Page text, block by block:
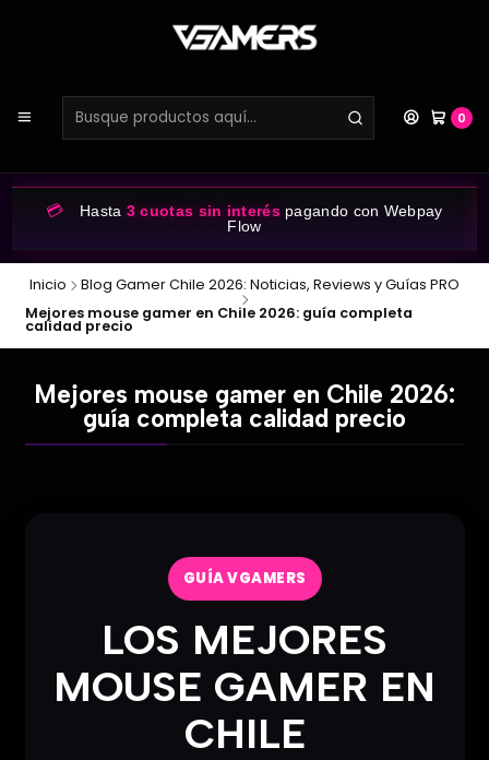
0
💳 Hasta 3 cuotas sin interéspagando con Webpay
Flow
Inicio
Blog Gamer Chile 2026: Noticias, Reviews y Guías PRO
Mejores mouse gamer en Chile 2026: guía completa
calidad precio
Mejores mouse gamer en Chile 2026:
guía completa calidad precio
GUÍA VGAMERS
LOS MEJORES
MOUSE GAMER EN
CHILE